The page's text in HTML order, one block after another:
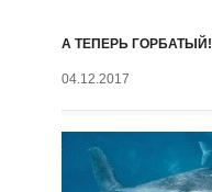
А ТЕПЕРЬ ГОРБАТЫЙ!
04.12.2017